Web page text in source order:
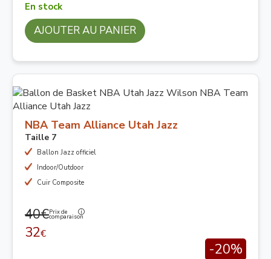
En stock
AJOUTER AU PANIER
NBA Team Alliance Utah Jazz
Taille 7
Ballon Jazz officiel
Indoor/Outdoor
Cuir Composite
40€Prix de
comparaison
32€
-20%